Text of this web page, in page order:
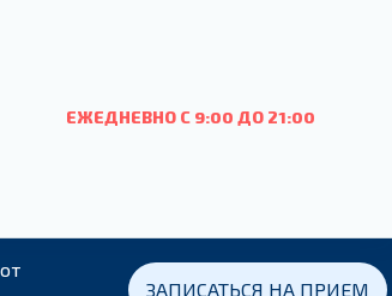
ЕЖЕДНЕВНО С 9:00 ДО 21:00
ЗАПИСАТЬСЯ НА ПРИЕМ